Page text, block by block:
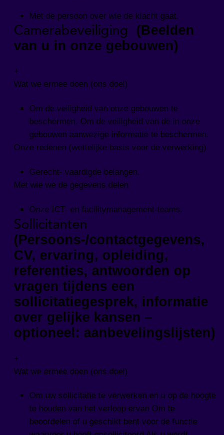
Met de persoon over wie de klacht gaat.
Camerabeveiliging
(Beelden
van u in onze gebouwen)
+
Wat we ermee doen (ons doel)
Om de veiligheid van onze gebouwen te
beschermen. Om de veiligheid van de in onze
gebouwen aanwezige informatie te beschermen.
Onze redenen (wettelijke basis voor de verwerking)
Gerecht- vaardigde belangen.
Met wie we de gegevens delen
Onze ICT- en facilitymanagement-teams.
Sollicitanten
(Persoons-/contactgegevens,
CV, ervaring, opleiding,
referenties, antwoorden op
vragen tijdens een
sollicitatiegesprek, informatie
over gelijke kansen –
optioneel: aanbevelingslijsten)
+
Wat we ermee doen (ons doel)
Om uw sollicitatie te verwerken en u op de hoogte
te houden van het verloop ervan Om te
beoordelen of u geschikt bent voor de functie